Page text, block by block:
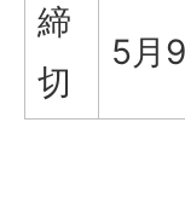
締
切
5月